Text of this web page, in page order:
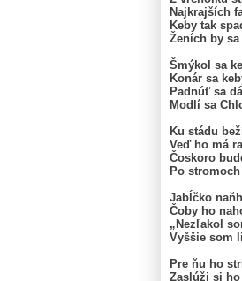
Najkrajších
Keby tak
Ženích by
Šmýkol sa
Konár sa
Padnúť sa
Modlí sa
Ku stádu
Veď ho má
Čoskoro
Po
Jabĺčko
Čoby ho
„Nezľakol
Vyššie som
Pre ňu ho
Zaslúži si